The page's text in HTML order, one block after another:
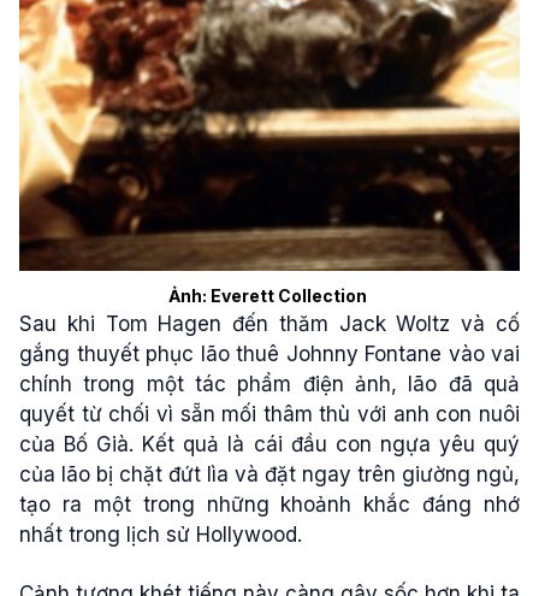
Ảnh: Everett Collection
Sau khi Tom Hagen đến thăm Jack Woltz và cố
gắng thuyết phục lão thuê Johnny Fontane vào vai
chính trong một tác phẩm điện ảnh, lão đã quả
quyết từ chối vì sẵn mối thâm thù với anh con nuôi
của Bố Già. Kết quả là cái đầu con ngựa yêu quý
của lão bị chặt đứt lìa và đặt ngay trên giường ngủ,
tạo ra một trong những khoảnh khắc đáng nhớ
nhất trong lịch sử Hollywood.